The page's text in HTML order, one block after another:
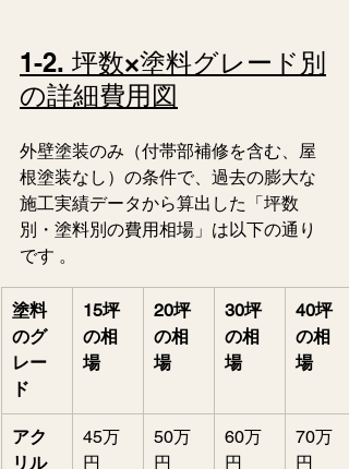
1-2. 坪数×塗料グレード別
の詳細費用図
外壁塗装のみ（付帯部補修を含む、屋
根塗装なし）の条件で、過去の膨大な
施工実績データから算出した「坪数
別・塗料別の費用相場」は以下の通り
です 。
塗料
のグ
レー
ド
15坪
の相
場
20坪
の相
場
30坪
の相
場
40坪
の相
場
アク
リル
45万
円
50万
円
60万
円
70万
円